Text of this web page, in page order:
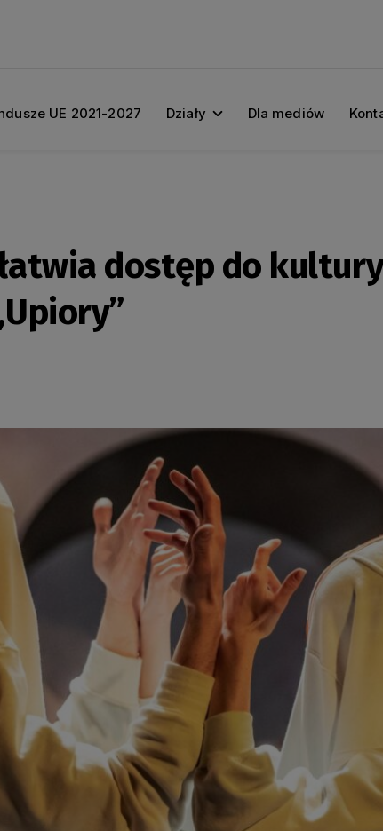
UE 2021-2027 Działy Dla mediów
dostęp do